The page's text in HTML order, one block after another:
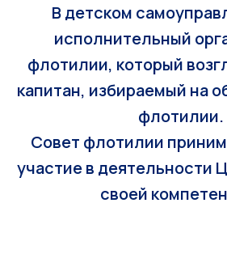
В детском
исполнительный
флотилии, который
капитан, избираемый на
флотилии.
Совет флотилии
участие в деятельности
своей